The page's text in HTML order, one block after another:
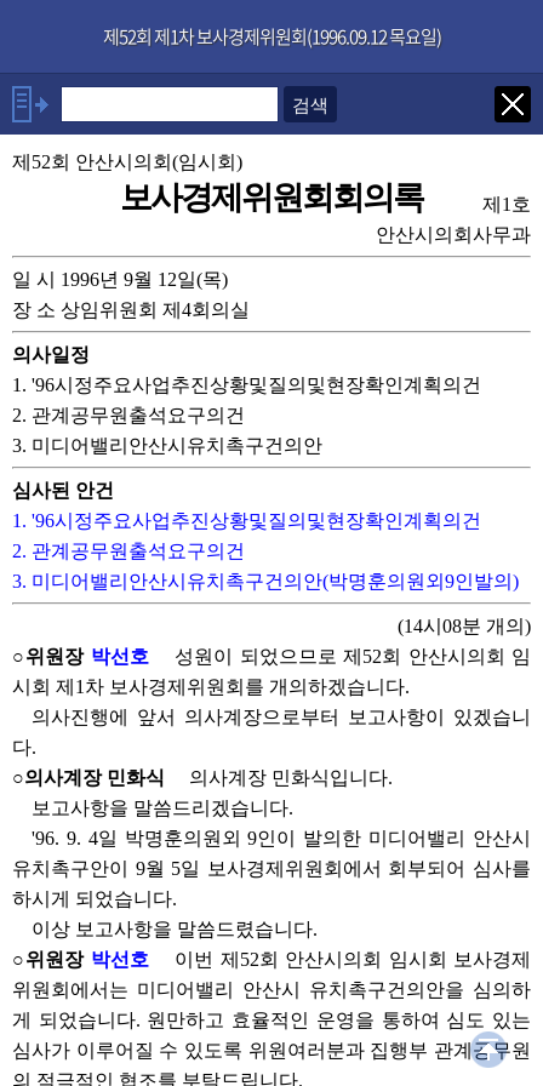
제52회 제1차 보사경제위원회(1996.09.12 목요일)
×
발언자
위원장 박선호
안건
부록
제52회 안산시의회(임시회)
보사경제위원회회의록
제1호
안산시의회사무과
일 시 1996년 9월 12일(목)
장 소 상임위원회 제4회의실
의사일정
1. '96시정주요사업추진상황및질의및현장확인계획의건
2. 관계공무원출석요구의건
3. 미디어밸리안산시유치촉구건의안
심사된 안건
1. '96시정주요사업추진상황및질의및현장확인계획의건
2. 관계공무원출석요구의건
3. 미디어밸리안산시유치촉구건의안(박명훈의원외9인발의)
(14시08분 개의)
○위원장 박선호
성원이 되었으므로 제52회 안산시의회 임
시회 제1차 보사경제위원회를 개의하겠습니다.
의사진행에 앞서 의사계장으로부터 보고사항이 있겠습니
다.
○의사계장 민화식
의사계장 민화식입니다.
보고사항을 말씀드리겠습니다.
'96. 9. 4일 박명훈의원외 9인이 발의한 미디어밸리 안산시
유치촉구안이 9월 5일 보사경제위원회에서 회부되어 심사를
하시게 되었습니다.
이상 보고사항을 말씀드렸습니다.
○위원장 박선호
이번 제52회 안산시의회 임시회 보사경제
위원회에서는 미디어밸리 안산시 유치촉구건의안을 심의하
게 되었습니다. 원만하고 효율적인 운영을 통하여 심도 있는
심사가 이루어질 수 있도록 위원여러분과 집행부 관계공무원
의 적극적인 협조를 부탁드립니다.